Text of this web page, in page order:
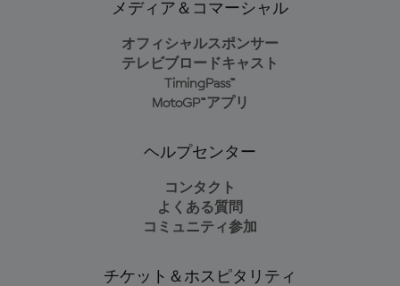
メディア＆コマーシャル
オフィシャルスポンサー
テレビブロードキャスト
TimingPass™
MotoGP™アプリ
ヘルプセンター
コンタクト
よくある質問
コミュニティ参加
チケット＆ホスピタリティ